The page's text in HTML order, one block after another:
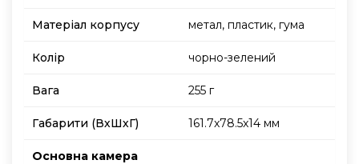
Матеріал корпусу метал, пластик, гума
Колір чорно-зелений
Вага 255 г
Габарити (ВхШхГ) 161.7x78.5x14 мм
Основна камера